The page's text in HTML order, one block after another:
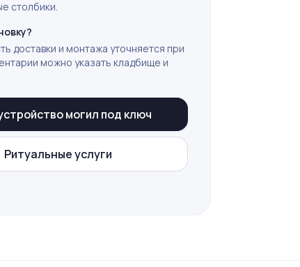
столбики.
доставки и монтажа уточняется при
можно указать кладбище и
могил под ключ
Ритуальные услуги